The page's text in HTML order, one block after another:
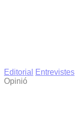
Editorial
Entrevistes
Opinió